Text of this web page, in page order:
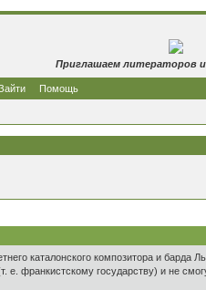
Приглашаем литераторов
Помощь
каталонского композитора и
е. франкистскому государству) и не